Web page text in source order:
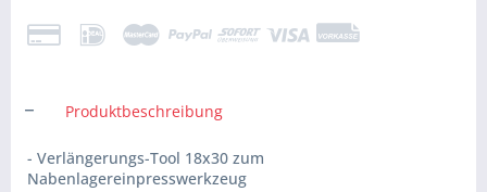
Produktbeschreibung
- Verlängerungs-Tool 18x30 zum
Nabenlagereinpresswerkzeug